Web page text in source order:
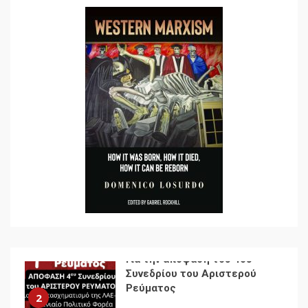
Ενότητα της
αντιιμπεριαλιστικής,
κομμουνιστικής και
ριζοσπαστικής, Αριστεράς
και ανασυγκρότηση του
Κομμουνιστικού Κινήματος
Για την απόφαση του 4ου
Συνεδρίου του Αριστερού
Ρεύματος
3
ληστεία και ο έλεγχος των
λαών